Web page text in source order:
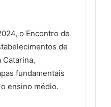
o Encontro de
de
Catarina,
fundamentais
ensino médio.